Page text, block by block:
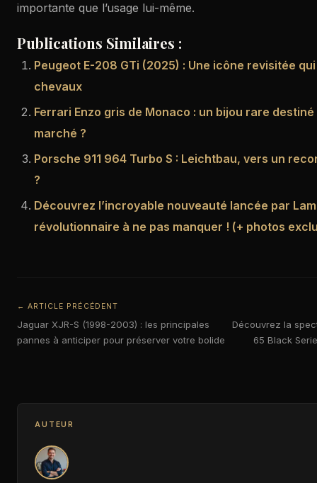
importante que l’usage lui-même.
Publications Similaires :
Peugeot E-208 GTi (2025) : Une icône revisitée
chevaux
Ferrari Enzo gris de Monaco : un bijou rare
marché ?
Porsche 911 964 Turbo S : Leichtbau, vers un
?
Découvrez l’incroyable nouveauté lancée par
révolutionnaire à ne pas manquer ! (+ photos
← ARTICLE PRÉCÉDENT
Jaguar XJR-S (1998-2003) : les principales
pannes à anticiper pour préserver votre bolide
Découvrez la
65 Black
AUTEUR